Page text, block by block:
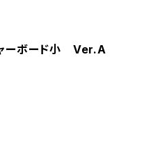
ャーボード小 Ver.A